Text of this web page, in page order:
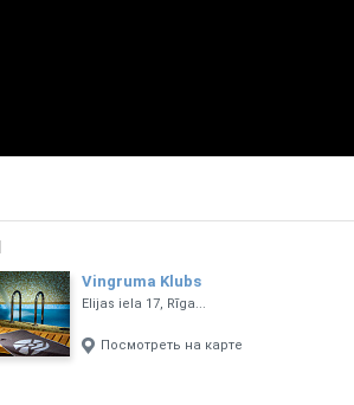
Vingruma Klubs
Elijas iela 17, Rīga...
Посмотреть на карте